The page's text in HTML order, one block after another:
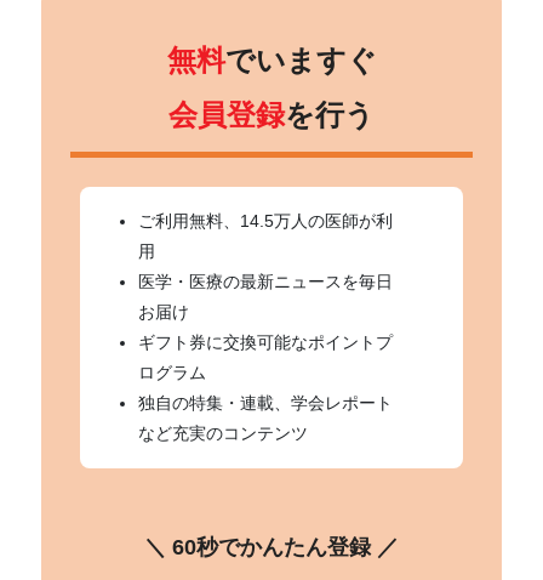
無料でいますぐ
会員登録を行う
ご利用無料、14.5万人の医師が利
用
医学・医療の最新ニュースを毎日
お届け
ギフト券に交換可能なポイントプ
ログラム
独自の特集・連載、学会レポート
など充実のコンテンツ
＼ 60秒でかんたん登録 ／